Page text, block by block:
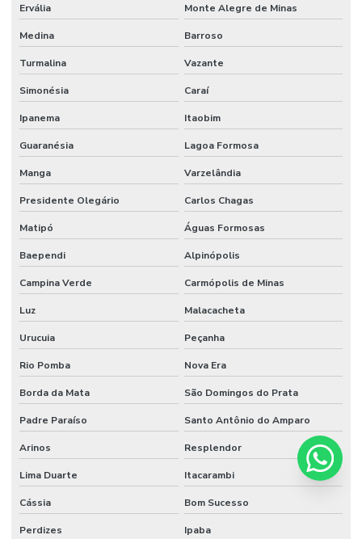
Ervália Monte Alegre de Minas
Medina Barroso
Turmalina Vazante
Simonésia Caraí
Ipanema Itaobim
Guaranésia Lagoa Formosa
Manga Varzelândia
Presidente Olegário Carlos Chagas
Matipó Águas Formosas
Baependi Alpinópolis
Campina Verde Carmópolis de Minas
Luz Malacacheta
Urucuia Peçanha
Rio Pomba Nova Era
Borda da Mata São Domingos do Prata
Padre Paraíso Santo Antônio do Amparo
Arinos Resplendor
Lima Duarte Itacarambi
Cássia Bom Sucesso
Perdizes Ipaba